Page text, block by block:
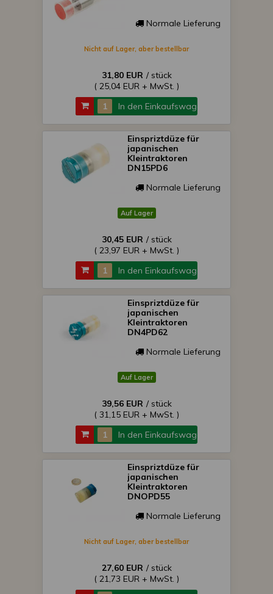
Normale Lieferung
Nicht auf Lager, aber bestellbar
31,80 EUR / stück
( 25,04 EUR + MwSt. )
In den Einkaufswagen
Einspriztdüze für
japanischen
Kleintraktoren
DN15PD6
Normale Lieferung
Auf Lager
30,45 EUR / stück
( 23,97 EUR + MwSt. )
In den Einkaufswagen
Einspriztdüze für
japanischen
Kleintraktoren
DN4PD62
Normale Lieferung
Auf Lager
39,56 EUR / stück
( 31,15 EUR + MwSt. )
In den Einkaufswagen
Einspriztdüze für
japanischen
Kleintraktoren
DNOPD55
Normale Lieferung
Nicht auf Lager, aber bestellbar
27,60 EUR / stück
( 21,73 EUR + MwSt. )